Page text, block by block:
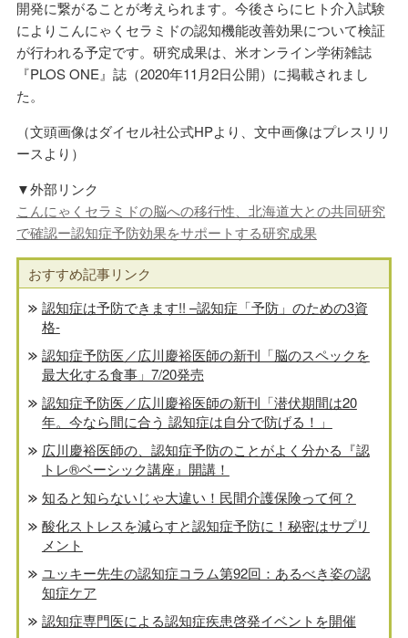
開発に繋がることが考えられます。今後さらにヒト介入試験
によりこんにゃくセラミドの認知機能改善効果について検証
が行われる予定です。研究成果は、米オンライン学術雑誌
『PLOS ONE』誌（2020年11月2日公開）に掲載されまし
た。
（文頭画像はダイセル社公式HPより、文中画像はプレスリリ
ースより）
▼外部リンク
こんにゃくセラミドの脳への移行性、北海道大との共同研究
で確認ー認知症予防効果をサポートする研究成果
おすすめ記事リンク
認知症は予防できます!! –認知症「予防」のための3資
格-
認知症予防医／広川慶裕医師の新刊「脳のスペックを
最大化する食事」7/20発売
認知症予防医／広川慶裕医師の新刊「潜伏期間は20
年。今なら間に合う 認知症は自分で防げる！」
広川慶裕医師の、認知症予防のことがよく分かる『認
トレ®️ベーシック講座』開講！
知ると知らないじゃ大違い！民間介護保険って何？
酸化ストレスを減らすと認知症予防に！秘密はサプリ
メント
ユッキー先生の認知症コラム第92回：あるべき姿の認
知症ケア
認知症専門医による認知症疾患啓発イベントを開催